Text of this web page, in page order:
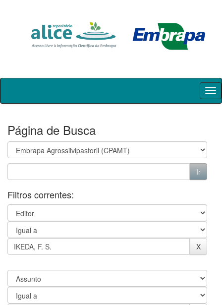
Skip
Página de Busca
Filtros correntes: